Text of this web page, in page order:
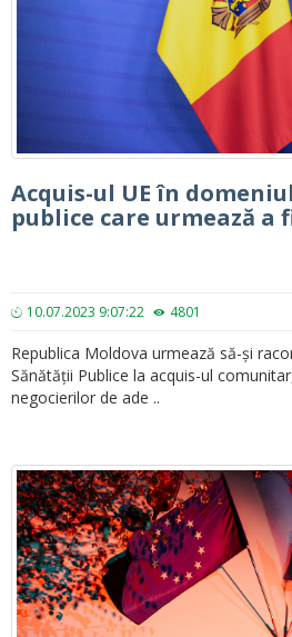
Acquis-ul UE în
publice care urmează a
10.07.2023 9:07:22 4801
Republica Moldova urmează să-și
Sănătății Publice la acquis-ul
negocierilor de ade ..